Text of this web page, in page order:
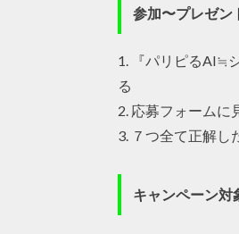
参加〜プレゼン
1. 『パリピるAI≒
る
2. 応募フォームに
3. ７つ全て正解し
キャンペーン対